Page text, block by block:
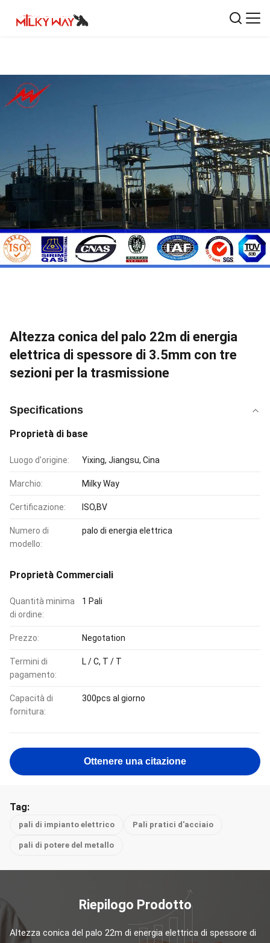
Altezza conica del palo 22m di energia
elettrica di spessore di 3.5mm con tre
sezioni per la trasmissione
Specifications
Proprietà di base
Luogo d'origine: Yixing, Jiangsu, Cina
Marchio: Milky Way
Certificazione: ISO,BV
Numero di
modello:
palo di energia elettrica
Proprietà Commerciali
Quantità minima
di ordine:
1 Pali
Prezzo: Negotation
Termini di
pagamento:
L / C, T / T
Capacità di
fornitura:
300pcs al giorno
Ottenere una citazione
Tag:
pali di impianto elettrico Pali pratici d'acciaio
pali di potere del metallo
Riepilogo Prodotto
Altezza conica del palo 22m di energia elettrica di spessore di